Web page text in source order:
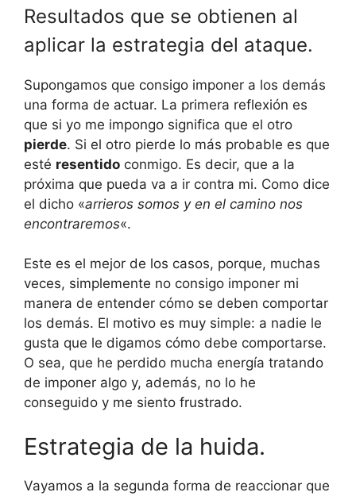
Resultados que se obtienen al
aplicar la estrategia del ataque.
Supongamos que consigo imponer a los demás
una forma de actuar. La primera reflexión es
que si yo me impongo significa que el otro
pierde. Si el otro pierde lo más probable es que
esté resentido conmigo. Es decir, que a la
próxima que pueda va a ir contra mi. Como dice
el dicho «arrieros somos y en el camino nos
encontraremos«.
Este es el mejor de los casos, porque, muchas
veces, simplemente no consigo imponer mi
manera de entender cómo se deben comportar
los demás. El motivo es muy simple: a nadie le
gusta que le digamos cómo debe comportarse.
O sea, que he perdido mucha energía tratando
de imponer algo y, además, no lo he
conseguido y me siento frustrado.
Estrategia de la huida.
Vayamos a la segunda forma de reaccionar que